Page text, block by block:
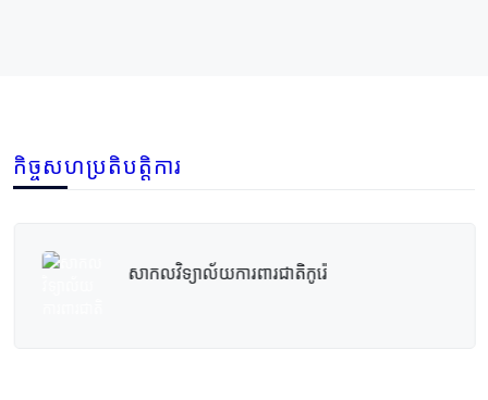
កិច្ចសហប្រតិបត្តិការ
សាកលវិទ្យាល័យការពារជាតិកូរ៉េ